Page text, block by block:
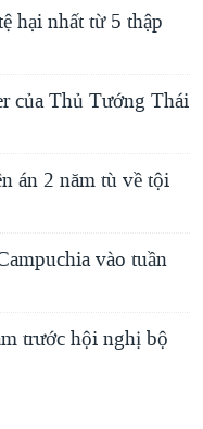
hại nhất từ 5 thập
của Thủ Tướng Thái
án 2 năm tù về tội
vào tuần
trước hội nghị bộ